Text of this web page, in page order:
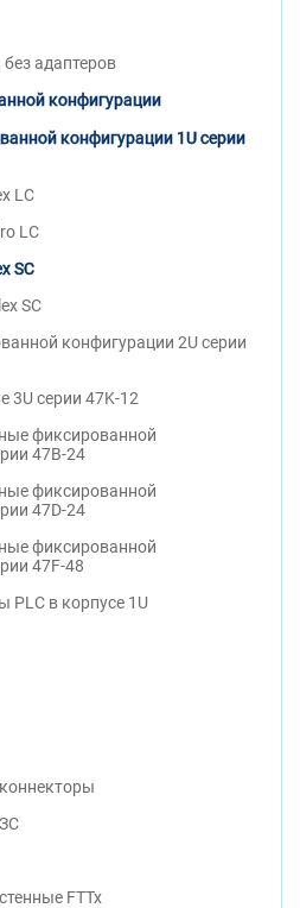
адаптеров
конфигурации
конфигурации 1U серии
LC
LC
SC
SC
конфигурации 2U серии
3U серии 47K-12
фиксированной
47B-24
фиксированной
47D-24
фиксированной
47F-48
PLC в корпусе 1U
FTTx